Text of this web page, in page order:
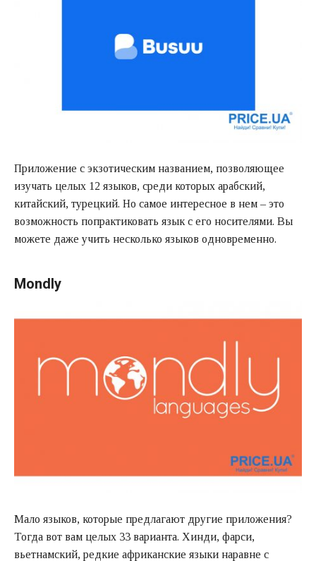
Приложение с экзотическим названием, позволяющее
изучать целых 12 языков, среди которых арабский,
китайский, турецкий. Но самое интересное в нем – это
возможность попрактиковать язык с его носителями. Вы
можете даже учить несколько языков одновременно.
Mondly
Мало языков, которые предлагают другие приложения?
Тогда вот вам целых 33 варианта. Хинди, фарси,
вьетнамский, редкие африканские языки наравне с